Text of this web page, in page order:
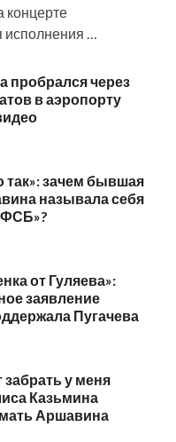
концерте
…
пробрался через
в аэропорту
так»: зачем бывшая
называла себя
от Гуляева»:
заявление
Пугачева
забрать у меня
Казьмина
Аршавина